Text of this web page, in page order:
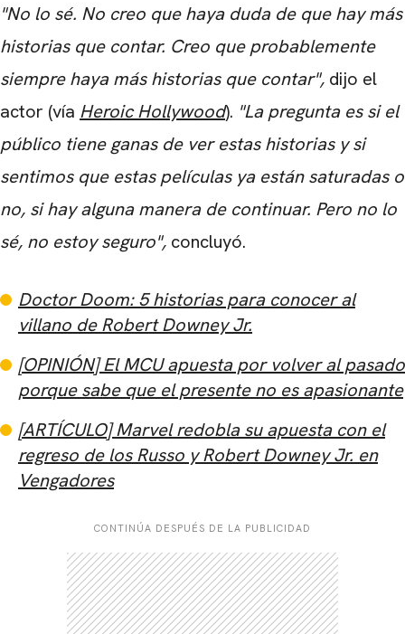
"No lo sé. No creo que haya duda de que hay más
historias que contar. Creo que probablemente
siempre haya más historias que contar", dijo el
actor (vía Heroic Hollywood). "La pregunta es si el
público tiene ganas de ver estas historias y si
sentimos que estas películas ya están saturadas o
no, si hay alguna manera de continuar. Pero no lo
sé, no estoy seguro", concluyó.
Doctor Doom: 5 historias para conocer al
villano de Robert Downey Jr.
[OPINIÓN] El MCU apuesta por volver al pasado
porque sabe que el presente no es apasionante
[ARTÍCULO] Marvel redobla su apuesta con el
regreso de los Russo y Robert Downey Jr. en
Vengadores
CONTINÚA DESPUÉS DE LA PUBLICIDAD
CARREGANDO PUBLICIDADE